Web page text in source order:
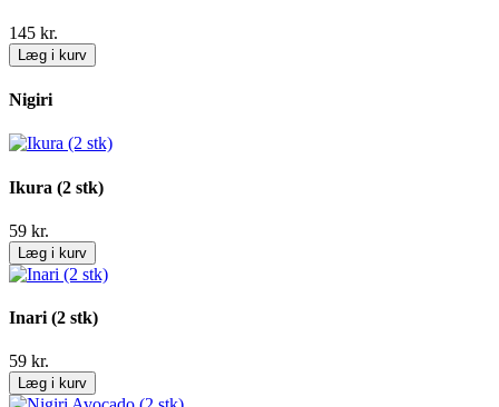
145 kr.
Læg i kurv
Nigiri
Ikura (2 stk)
59 kr.
Læg i kurv
Inari (2 stk)
59 kr.
Læg i kurv